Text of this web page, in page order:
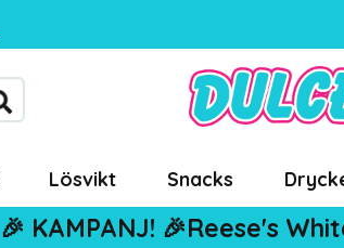
Lösvikt Snacks
🎉 KAMPANJ! 🎉Reese's